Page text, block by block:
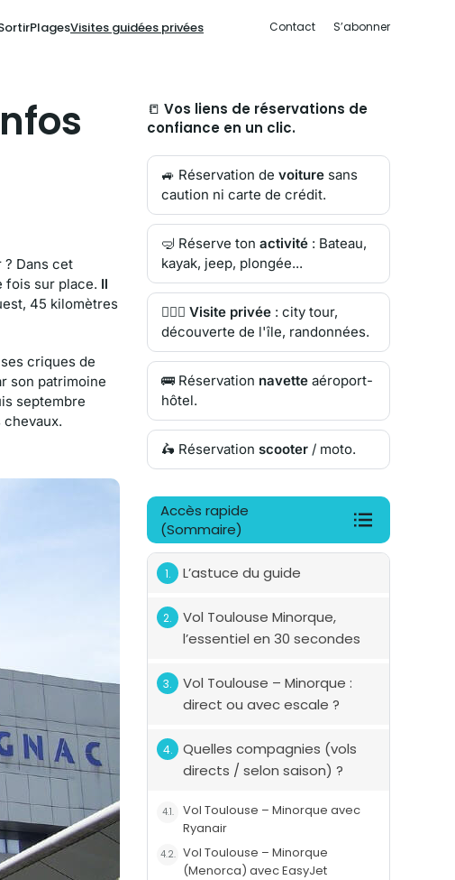
PlagesVisites guidées privées Contact S’abonner
Dans cet
fois sur place. Il
45 kilomètres
criques de
son patrimoine
septembre
📒 Vos liens de réservations de
confiance en un clic.
🚙 Réservation de voiture sans
caution ni carte de crédit.
🤿 Réserve ton activité : Bateau,
kayak, jeep, plongée...
🙋🏻‍♂️ Visite privée : city tour,
découverte de l'île, randonnées.
🚌 Réservation navette aéroport-
hôtel.
🛵 Réservation scooter / moto.
Accès rapide
(Sommaire)
L’astuce du guide
Vol Toulouse Minorque,
l’essentiel en 30 secondes
Vol Toulouse – Minorque :
direct ou avec escale ?
Quelles compagnies (vols
directs / selon saison) ?
Vol Toulouse – Minorque avec
Ryanair
Vol Toulouse – Minorque
(Menorca) avec EasyJet